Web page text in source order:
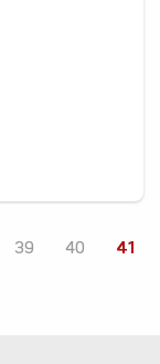
39 40 41